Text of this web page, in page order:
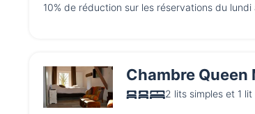
10% de réduction sur les réservations du
Chambre Queen
2 lits simples et 1